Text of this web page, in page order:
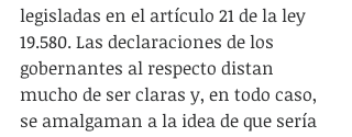
legisladas en el artículo 21 de la ley
19.580. Las declaraciones de los
gobernantes al respecto distan
mucho de ser claras y, en todo caso,
se amalgaman a la idea de que sería